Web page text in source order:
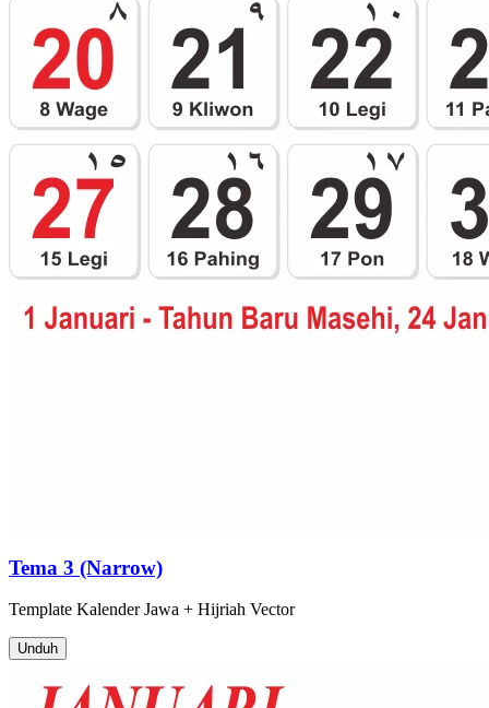
Tema 3 (Narrow)
Template Kalender Jawa + Hijriah Vector
Unduh